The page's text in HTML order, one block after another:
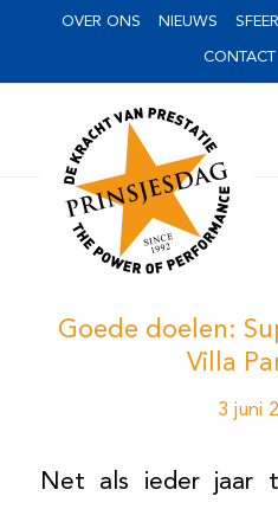
OVER ONS NIEUWS
CONTACT
Goede doelen:
Villa
3 juni
Net als ieder jaar